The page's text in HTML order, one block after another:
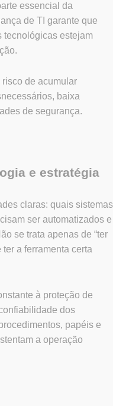
essencial da
de TI garante que
tecnológicas estejam
de acumular
baixa
de segurança.
e estratégia
claras: quais sistemas
ser automatizados e
se trata apenas de “ter
ter a ferramenta certa
à proteção de
dos
papéis e
a operação